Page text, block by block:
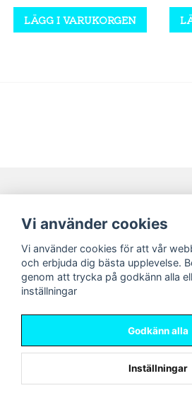
LÄGG I VARUKORGEN
Navigering
Nyheter!
Förbeställning
Mitt
Logga
Glömt
Sociala medier
Vi använder cookies
Vi använder cookies för att vår
och erbjuda dig bästa upplevelse.
genom att trycka på godkänn alla
inställningar
Godkänn alla
Inställningar